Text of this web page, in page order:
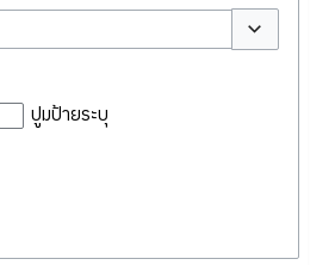
สลับตัวเลือก
ปูมป้ายระบุ